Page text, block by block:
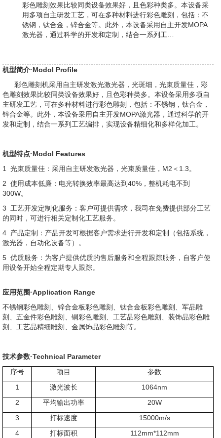
彩色雕刻效果比较同类设备效果好，且色彩种类多。本设备采
用多项自主研发工艺，可在多种材料进行彩色雕刻，包括：不
锈钢，钛合金，锌合金等。此外，本设备采用自主开发MOPA
激光器，通过科学的开发和定制，结合一系列工…
机型简介·Modol Profile
彩色雕刻机采用自主研发激光激光器，光斑细，光束质量佳，彩
色雕刻效果比较同类设备效果好，且色彩种类多。本设备采用多项自
主研发工艺，可在多种材料进行彩色雕刻，包括：不锈钢，钛合金，
锌合金等。此外，本设备采用自主开发MOPA激光器，通过科学的开
发和定制，结合一系列工艺编排，实现设备精细化和多样化加工。
机型特点·Modol Features
1 光束质量佳：采用自主研发激光器，光束质量佳，M2＜1.3。
2 使用成本低廉：电光转换效率最高达到40%，整机耗电不到
300W。
3 工艺开发定制化服务：客户可提供需求，我司在免费提供部分工艺
的同时，可进行相关定制化工艺服务。
4 产品定制：产品开发可根据客户需求进行开发和定制（包括系统，
激光器，自动化设备等）。
5 优质服务：为客户提供优质的售后服务和全程跟踪服务，自客户使
用设备开始全程定期专人跟踪。
应用范围·Application Range
不锈钢彩色雕刻、锌合金板彩色雕刻、钛合金板彩色雕刻、军品雕
刻、五金件彩色雕刻、铜彩色雕刻、工艺品彩色雕刻、装饰品彩色雕
刻、工艺品精细雕刻、金属饰品彩色雕刻等。
技术参数·Technical Parameter
序号
项目
参数
1
激光波长
1064nm
2
平均输出功率
20W
3
打标速度
15000m/s
4
打标面积 112mm*112mm